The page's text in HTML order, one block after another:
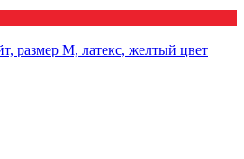
размер M, латекс, желтый цвет